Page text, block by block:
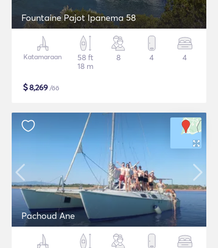
Fountaine Pajot Ipanema 58
Katamaraan
58 ft
18 m
8 4 4
$8,269 /öö
Pachoud Ane